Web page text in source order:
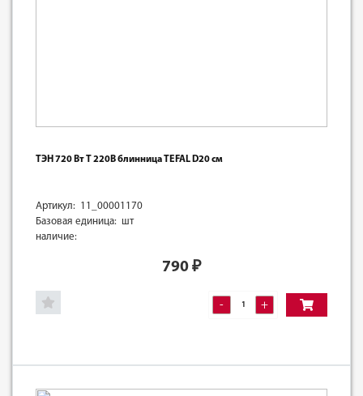
ТЭН 720 Вт Т 220В блинница TEFAL D20 см
Артикул: 11_00001170
Базовая единица: шт
наличие:
790 ₽
- +